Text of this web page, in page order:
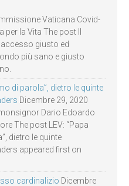
Vaticana Covid-
la Vita The post Il
giusto ed
più sano e giusto
di parola”, dietro le quinte
Dicembre 29, 2020
Dario Edoardo
The post LEV: “Papa
dietro le quinte
appeared first on
cardinalizio Dicembre